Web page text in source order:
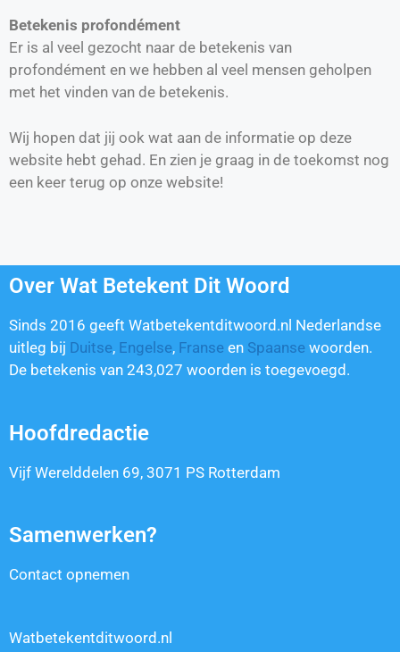
Betekenis profondément
Er is al veel gezocht naar de betekenis van
profondément en we hebben al veel mensen geholpen
met het vinden van de betekenis.
Wij hopen dat jij ook wat aan de informatie op deze
website hebt gehad. En zien je graag in de toekomst nog
een keer terug op onze website!
Over Wat Betekent Dit Woord
Sinds 2016 geeft Watbetekentditwoord.nl Nederlandse
uitleg bij Duitse, Engelse, Franse en Spaanse woorden.
De betekenis van 243,027 woorden is toegevoegd.
Hoofdredactie
Vijf Werelddelen 69, 3071 PS Rotterdam
Samenwerken?
Contact opnemen
Watbetekentditwoord.nl